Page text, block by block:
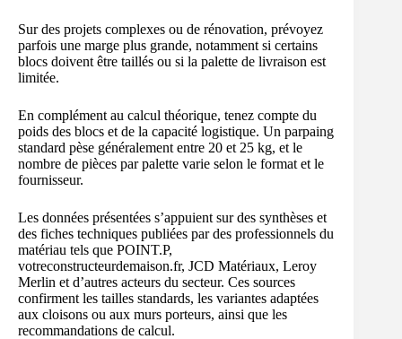
Sur des projets complexes ou de rénovation, prévoyez
parfois une marge plus grande, notamment si certains
blocs doivent être taillés ou si la palette de livraison est
limitée.
En complément au calcul théorique, tenez compte du
poids des blocs et de la capacité logistique. Un parpaing
standard pèse généralement entre 20 et 25 kg, et le
nombre de pièces par palette varie selon le format et le
fournisseur.
Les données présentées s’appuient sur des synthèses et
des fiches techniques publiées par des professionnels du
matériau tels que POINT.P,
votreconstructeurdemaison.fr, JCD Matériaux, Leroy
Merlin et d’autres acteurs du secteur. Ces sources
confirment les tailles standards, les variantes adaptées
aux cloisons ou aux murs porteurs, ainsi que les
recommandations de calcul.